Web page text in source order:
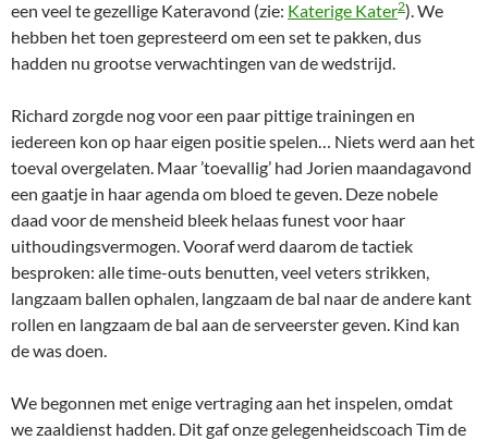
een veel te gezellige Kateravond (zie: Katerige Kater2). We
hebben het toen gepresteerd om een set te pakken, dus
hadden nu grootse verwachtingen van de wedstrijd.
Richard zorgde nog voor een paar pittige trainingen en
iedereen kon op haar eigen positie spelen… Niets werd aan het
toeval overgelaten. Maar ’toevallig’ had Jorien maandagavond
een gaatje in haar agenda om bloed te geven. Deze nobele
daad voor de mensheid bleek helaas funest voor haar
uithoudingsvermogen. Vooraf werd daarom de tactiek
besproken: alle time-outs benutten, veel veters strikken,
langzaam ballen ophalen, langzaam de bal naar de andere kant
rollen en langzaam de bal aan de serveerster geven. Kind kan
de was doen.
We begonnen met enige vertraging aan het inspelen, omdat
we zaaldienst hadden. Dit gaf onze gelegenheidscoach Tim de